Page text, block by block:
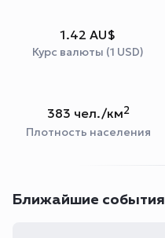
1.42 AU$
Курс валюты (1 USD)
383 чел./км2
Плотность населения
Ближайшие события